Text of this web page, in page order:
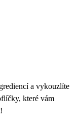
a vykouzlíte
které vám